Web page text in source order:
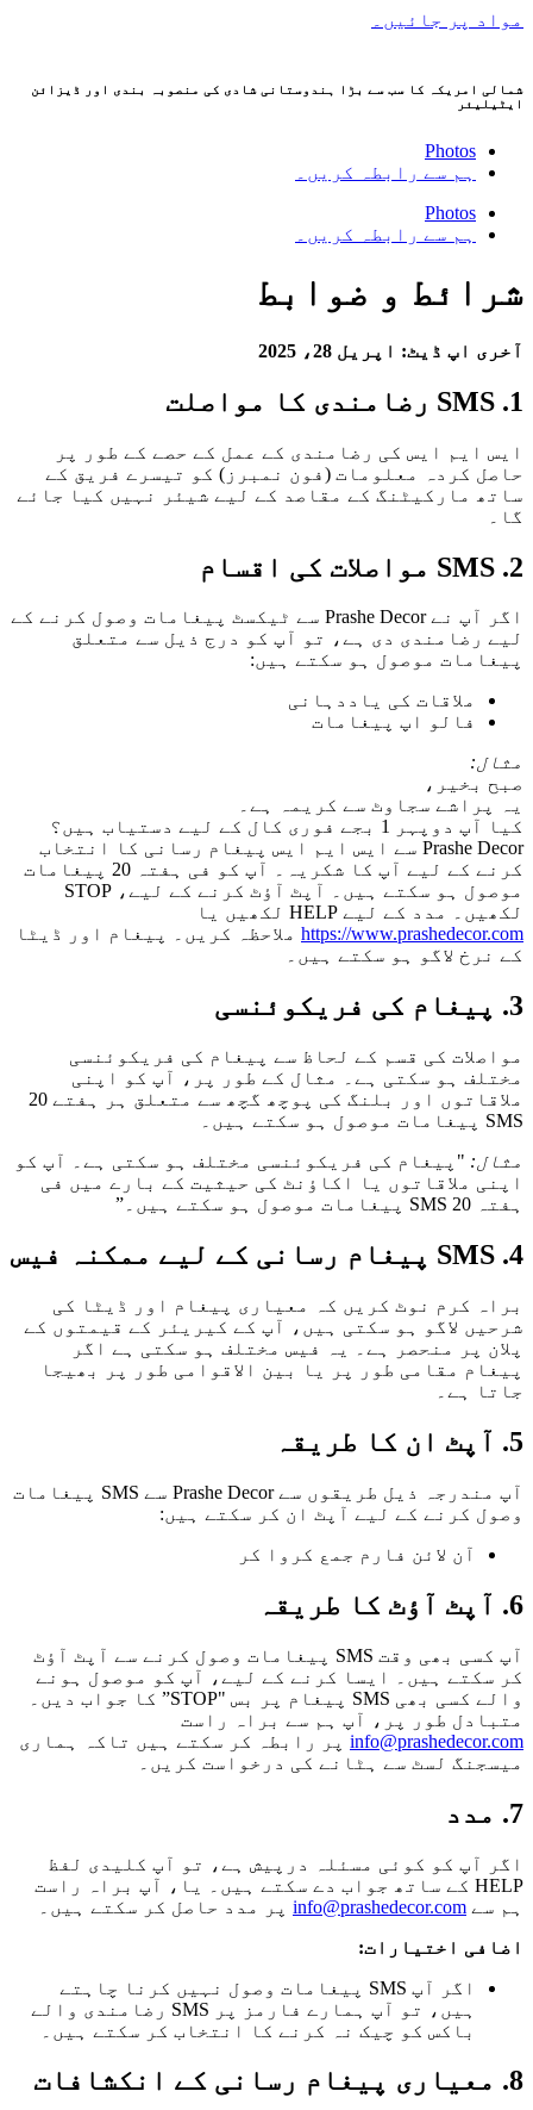
مواد پر جائیں۔
شمالی امریکہ کا سب سے بڑا ہندوستانی شادی کی منصوبہ بندی اور ڈیزائن
ایٹیلیئر
Photos
ہم سے رابطہ کریں۔
Photos
ہم سے رابطہ کریں۔
شرائط و ضوابط
آخری اپ ڈیٹ: اپریل 28، 2025
1. SMS رضامندی کا مواصلت
ایس ایم ایس کی رضامندی کے عمل کے حصے کے طور پر
حاصل کردہ معلومات (فون نمبرز) کو تیسرے فریق کے
ساتھ مارکیٹنگ کے مقاصد کے لیے شیئر نہیں کیا جائے
گا۔
2. SMS مواصلات کی اقسام
اگر آپ نے Prashe Decor سے ٹیکسٹ پیغامات وصول کرنے کے
لیے رضامندی دی ہے، تو آپ کو درج ذیل سے متعلق
پیغامات موصول ہو سکتے ہیں:
ملاقات کی یاددہانی
فالو اپ پیغامات
مثال:
صبح بخیر،
یہ پراشے سجاوٹ سے کریمہ ہے۔
کیا آپ دوپہر 1 بجے فوری کال کے لیے دستیاب ہیں؟
Prashe Decor سے ایس ایم ایس پیغام رسانی کا انتخاب
کرنے کے لیے آپ کا شکریہ۔ آپ کو فی ہفتہ 20 پیغامات
موصول ہو سکتے ہیں۔ آپٹ آؤٹ کرنے کے لیے، STOP
لکھیں۔ مدد کے لیے HELP لکھیں یا
https://www.prashedecor.com ملاحظہ کریں۔ پیغام اور ڈیٹا
کے نرخ لاگو ہو سکتے ہیں۔
3. پیغام کی فریکوئنسی
مواصلات کی قسم کے لحاظ سے پیغام کی فریکوئنسی
مختلف ہو سکتی ہے۔ مثال کے طور پر، آپ کو اپنی
ملاقاتوں اور بلنگ کی پوچھ گچھ سے متعلق ہر ہفتے 20
SMS پیغامات موصول ہو سکتے ہیں۔
مثال: "پیغام کی فریکوئنسی مختلف ہو سکتی ہے۔ آپ کو
اپنی ملاقاتوں یا اکاؤنٹ کی حیثیت کے بارے میں فی
ہفتہ 20 SMS پیغامات موصول ہو سکتے ہیں۔”
4. SMS پیغام رسانی کے لیے ممکنہ فیس
براہ کرم نوٹ کریں کہ معیاری پیغام اور ڈیٹا کی
شرحیں لاگو ہو سکتی ہیں، آپ کے کیریئر کے قیمتوں کے
پلان پر منحصر ہے۔ یہ فیس مختلف ہو سکتی ہے اگر
پیغام مقامی طور پر یا بین الاقوامی طور پر بھیجا
جاتا ہے۔
5. آپٹ ان کا طریقہ
آپ مندرجہ ذیل طریقوں سے Prashe Decor سے SMS پیغامات
وصول کرنے کے لیے آپٹ ان کر سکتے ہیں:
آن لائن فارم جمع کروا کر
6. آپٹ آؤٹ کا طریقہ
آپ کسی بھی وقت SMS پیغامات وصول کرنے سے آپٹ آؤٹ
کر سکتے ہیں۔ ایسا کرنے کے لیے، آپ کو موصول ہونے
والے کسی بھی SMS پیغام پر بس "STOP” کا جواب دیں۔
متبادل طور پر، آپ ہم سے براہ راست
info@prashedecor.com پر رابطہ کر سکتے ہیں تاکہ ہماری
میسجنگ لسٹ سے ہٹانے کی درخواست کریں۔
7. مدد
اگر آپ کو کوئی مسئلہ درپیش ہے، تو آپ کلیدی لفظ
HELP کے ساتھ جواب دے سکتے ہیں۔ یا، آپ براہ راست
ہم سے info@prashedecor.com پر مدد حاصل کر سکتے ہیں۔
اضافی اختیارات:
اگر آپ SMS پیغامات وصول نہیں کرنا چاہتے
ہیں، تو آپ ہمارے فارمز پر SMS رضامندی والے
باکس کو چیک نہ کرنے کا انتخاب کر سکتے ہیں۔
8. معیاری پیغام رسانی کے انکشافات